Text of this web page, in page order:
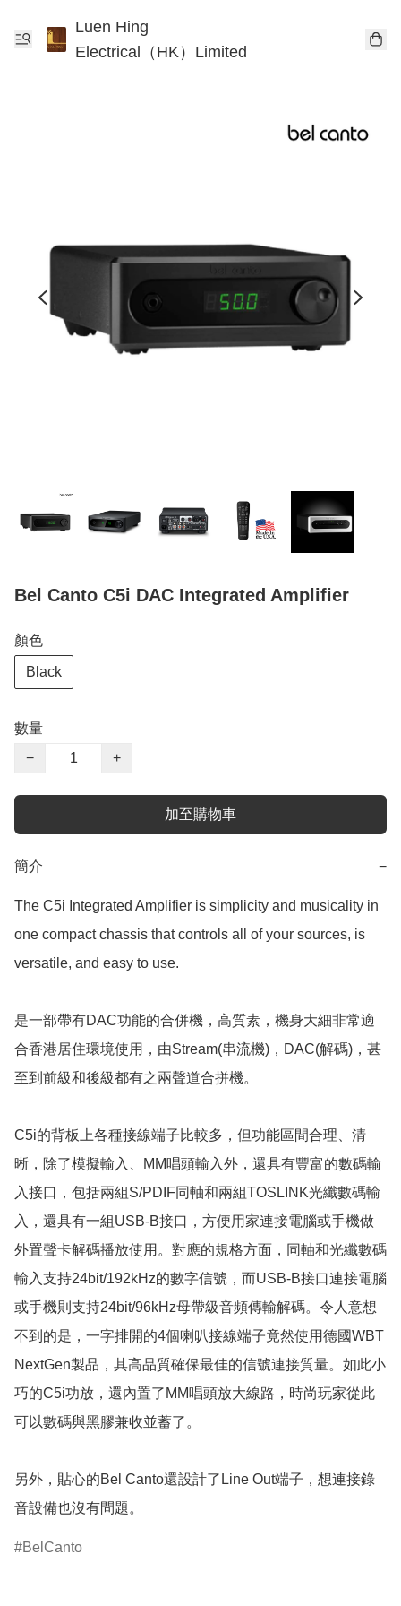
Luen Hing
Electrical（HK）Limited
Bel Canto C5i DAC Integrated Amplifier
顏色
Black
數量
−
+
加至購物車
簡介 −
The C5i Integrated Amplifier is simplicity and musicality in
one compact chassis that controls all of your sources, is
versatile, and easy to use.
是一部帶有DAC功能的合併機，高質素，機身大細非常適
合香港居住環境使用，由Stream(串流機)，DAC(解碼)，甚
至到前級和後級都有之兩聲道合拼機。
C5i的背板上各種接線端子比較多，但功能區間合理、清
晰，除了模擬輸入、MM唱頭輸入外，還具有豐富的數碼輸
入接口，包括兩組S/PDIF同軸和兩組TOSLINK光纖數碼輸
入，還具有一組USB-B接口，方便用家連接電腦或手機做
外置聲卡解碼播放使用。對應的規格方面，同軸和光纖數碼
輸入支持24bit/192kHz的數字信號，而USB-B接口連接電腦
或手機則支持24bit/96kHz母帶級音頻傳輸解碼。令人意想
不到的是，一字排開的4個喇叭接線端子竟然使用德國WBT
NextGen製品，其高品質確保最佳的信號連接質量。如此小
巧的C5i功放，還內置了MM唱頭放大線路，時尚玩家從此
可以數碼與黑膠兼收並蓄了。
另外，貼心的Bel Canto還設計了Line Out端子，想連接錄
音設備也沒有問題。
BelCanto